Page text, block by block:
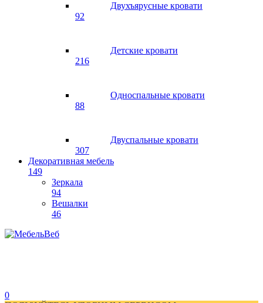
Двухъярусные кровати
92
Детские кровати
216
Односпальные кровати
88
Двуспальные кровати
307
Декоративная мебель
149
Зеркала
94
Вешалки
46
0